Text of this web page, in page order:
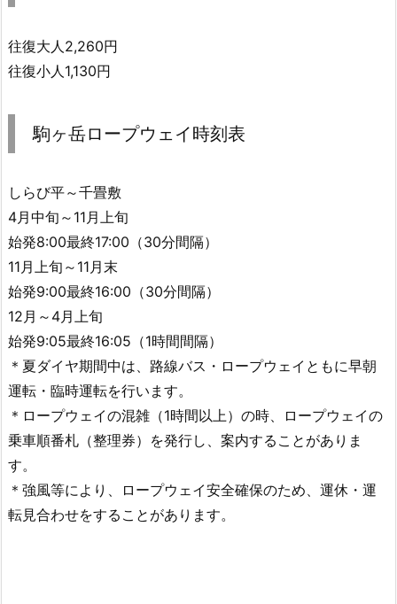
往復大人2,260円
往復小人1,130円
駒ヶ岳ロープウェイ時刻表
しらび平～千畳敷
4月中旬～11月上旬
始発8:00最終17:00（30分間隔）
11月上旬～11月末
始発9:00最終16:00（30分間隔）
12月～4月上旬
始発9:05最終16:05（1時間間隔）
＊夏ダイヤ期間中は、路線バス・ロープウェイともに早朝
運転・臨時運転を行います。
＊ロープウェイの混雑（1時間以上）の時、ロープウェイの
乗車順番札（整理券）を発行し、案内することがありま
す。
＊強風等により、ロープウェイ安全確保のため、運休・運
転見合わせをすることがあります。